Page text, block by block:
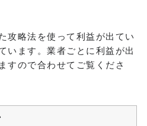
攻略法を使って利益が出てい
います。業者ごとに利益が出
すので合わせてご覧くださ